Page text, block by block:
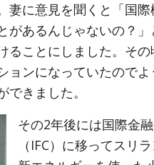
妻に意見を聞くと「国
があるんじゃないの？」
ることにしました。その
ョンになっていたので
きました。
その2年後には国際金
（IFC）に移ってスリ